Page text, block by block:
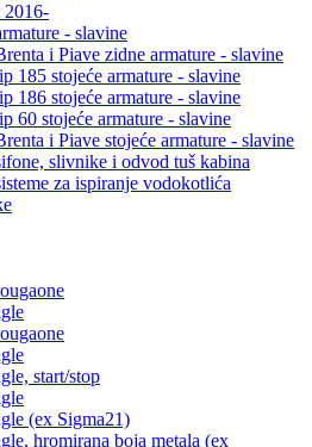
- slavine
i Piave zidne armature - slavine
185 stojeće armature - slavine
186 stojeće armature - slavine
60 stojeće armature - slavine
i Piave stojeće armature - slavine
slivnike i odvod tuš kabina
za ispiranje vodokotlića
start/stop
(ex Sigma21)
hromirana boja metala (ex